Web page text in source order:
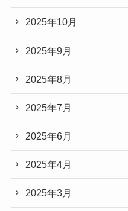
2025年10月
2025年9月
2025年8月
2025年7月
2025年6月
2025年4月
2025年3月